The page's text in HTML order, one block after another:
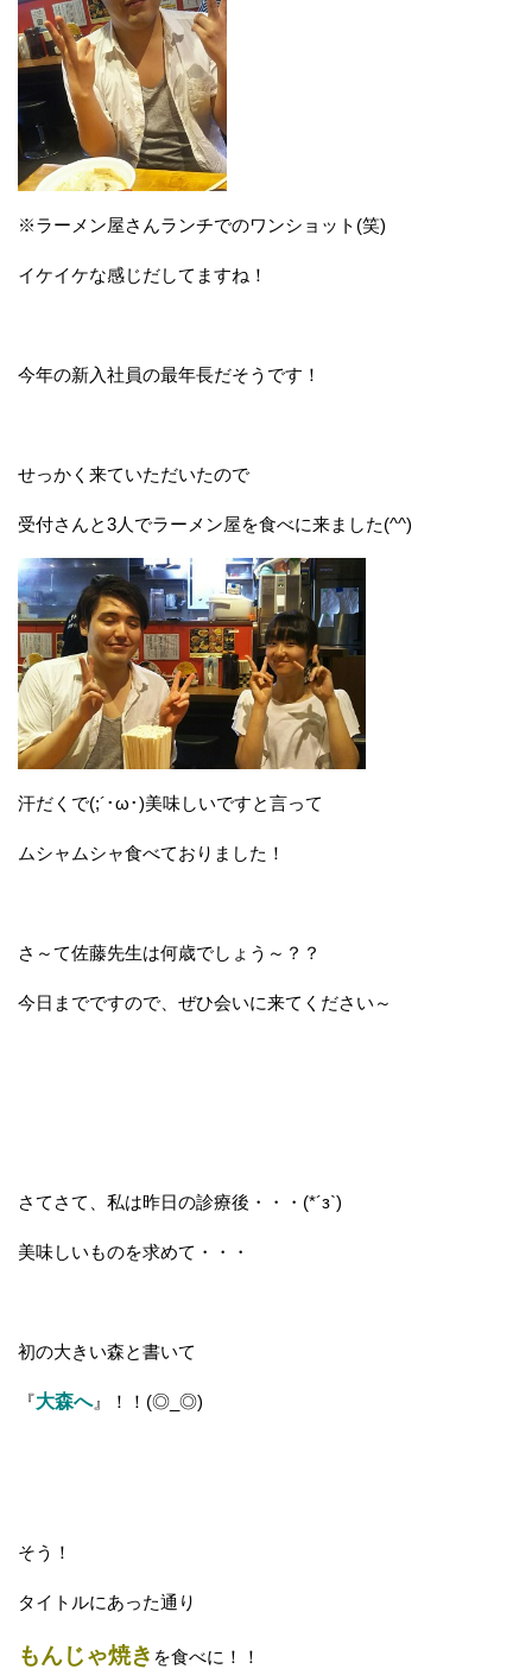
※ラーメン屋さんランチでのワンショット(笑)
イケイケな感じだしてますね！
今年の新入社員の最年長だそうです！
せっかく来ていただいたので
受付さんと3人でラーメン屋を食べに来ました(^^)
汗だくで(;´･ω･)美味しいですと言って
ムシャムシャ食べておりました！
さ～て佐藤先生は何歳でしょう～？？
今日までですので、ぜひ会いに来てください～
さてさて、私は昨日の診療後・・・(*´з`)
美味しいものを求めて・・・
初の大きい森と書いて
『大森へ』！！(◎_◎)
そう！
タイトルにあった通り
もんじゃ焼き を食べに！！